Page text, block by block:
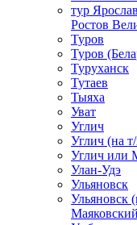
тур
Ростов
Туров
Туров
Туруханск
Тутаев
Тыяха
Уват
Углич
Углич (на
Углич или
Улан-Удэ
Ульяновск
Ульяновск